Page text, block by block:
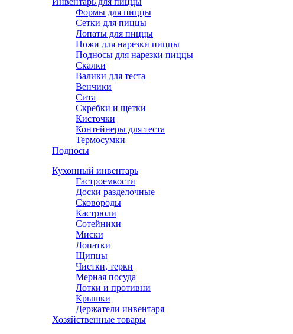
Формы для пиццы
Сетки для пиццы
Лопаты для пиццы
Ножи для нарезки пиццы
Подносы для нарезки пиццы
Скалки
Валики для теста
Венчики
Сита
Скребки и щетки
Кисточки
Контейнеры для теста
Термосумки
Подносы
Кухонный инвентарь
Гастроемкости
Доски разделочные
Сковороды
Кастрюли
Сотейники
Миски
Лопатки
Щипцы
Чистки, терки
Мерная посуда
Лотки и противни
Крышки
Держатели инвентаря
Хозяйственные товары